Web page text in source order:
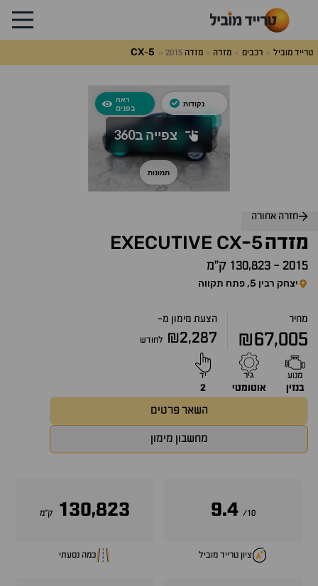
טרייד מוביל רכבים מזדה מזדה CX-5 2015
חזרה אחורה
מזדה CX-5
EXECUTIVE
2015
- 130,823 ק״מ
יצחק רבין 5, פתח תקווה
מחיר
₪67,005
הצעת מימון מ-
₪2,287 לחודש
מנוע
בנזין
גיר
אוטומטי
יד
2
השאר פרטים
מחשבון מימון
10/
9.4
ציון טרייד מוביל
130,823 ק״מ
כמה נסעתי